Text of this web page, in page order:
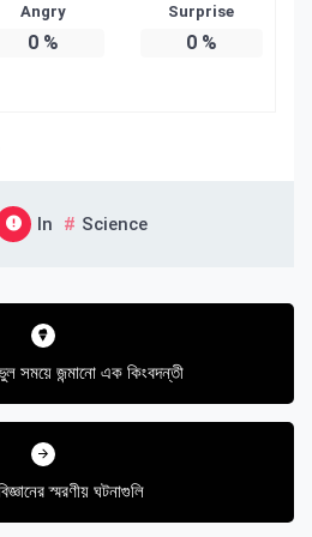
Angry
0%
Surprise
0%
In Science
সময়ে জন্মানো এক কিংবদন্তী
স্মরণীয় ঘটনাগুলি